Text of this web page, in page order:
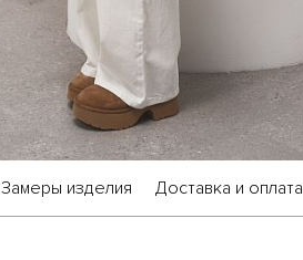
Замеры изделия Доставка и оплата